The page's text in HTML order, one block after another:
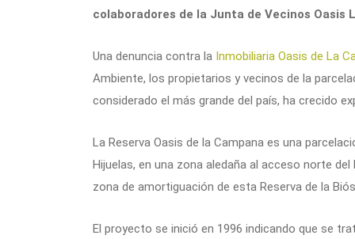
colaboradores de la Junta de Vecinos Oasis
Una denuncia contra la Inmobiliaria Oasis de La
Ambiente, los propietarios y vecinos de la
considerado el más grande del país, ha crecido
La Reserva Oasis de la Campana es una
Hijuelas, en una zona aledaña al acceso norte
zona de amortiguación de esta Reserva de la
El proyecto se inició en 1996 indicando que se